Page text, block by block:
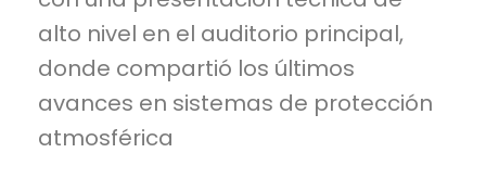
alto nivel en el auditorio principal,
donde compartió los últimos
avances en sistemas de protección
atmosférica